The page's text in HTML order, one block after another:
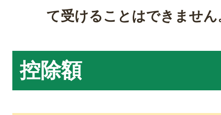
て受けることはできません
控除額